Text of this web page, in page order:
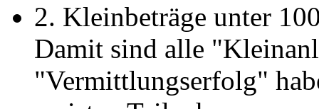
2. Kleinbeträge unter
Damit sind alle
"Vermittlungserfolg"